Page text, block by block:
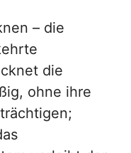
– die
die
ohne ihre